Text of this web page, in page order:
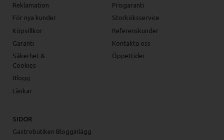
Reklamation
För nya kunder
Köpvillkor
Garanti
Säkerhet &
Cookies
Blogg
Länkar
Prisgaranti
Storköksservice
Referenskunder
Kontakta oss
Öppettider
SIDOR
Gastrobutiken Blogginlägg